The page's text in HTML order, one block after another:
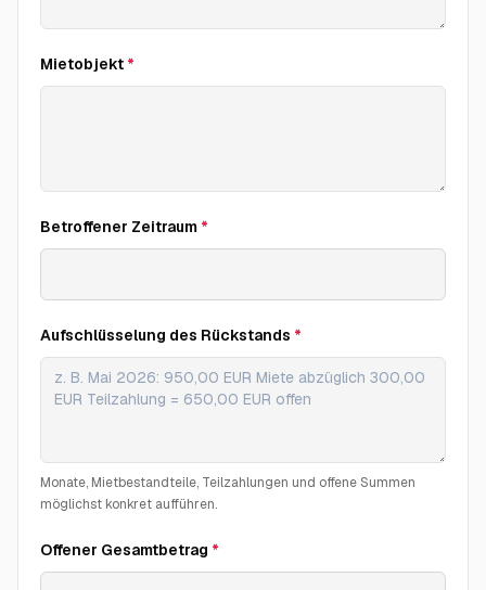
Mietobjekt *
Betroffener Zeitraum *
Aufschlüsselung des Rückstands *
Monate, Mietbestandteile, Teilzahlungen und offene Summen
möglichst konkret aufführen.
Offener Gesamtbetrag *